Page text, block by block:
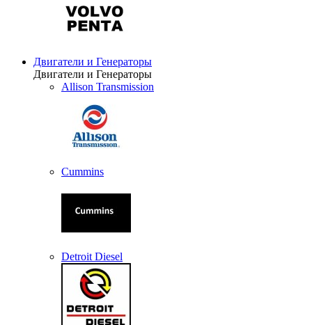
Двигатели и Генераторы
Двигатели и Генераторы
Allison Transmission
Cummins
Detroit Diesel